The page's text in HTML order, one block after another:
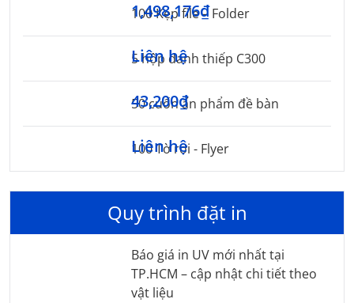
100 Kẹp file – Folder
1,498,176₫
5 hộp danh thiếp C300
Liên hệ
50 cuốn ấn phẩm đề bàn
43,200₫
100 Tờ rơi - Flyer
Liên hệ
Quy trình đặt in
Báo giá in UV mới nhất tại
TP.HCM – cập nhật chi tiết theo
vật liệu